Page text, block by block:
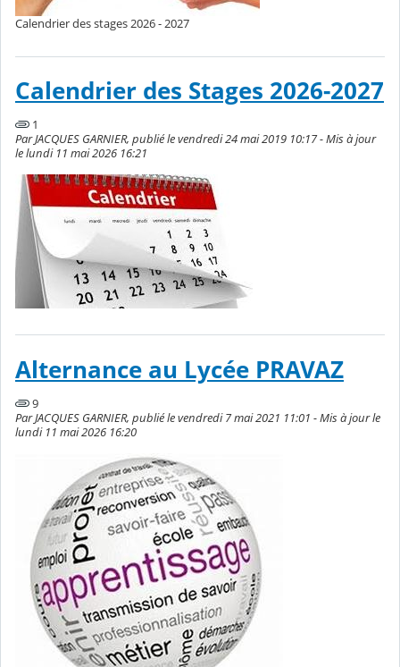
Calendrier des stages 2026 - 2027
Calendrier des Stages 2026-2027
1
Par JACQUES GARNIER, publié le vendredi 24 mai 2019 10:17 - Mis à jour
le lundi 11 mai 2026 16:21
Alternance au Lycée PRAVAZ
9
Par JACQUES GARNIER, publié le vendredi 7 mai 2021 11:01 - Mis à jour le
lundi 11 mai 2026 16:20